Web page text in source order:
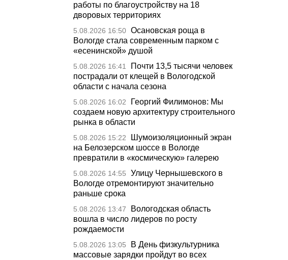
работы по благоустройству на 18
дворовых территориях
5.08.2026 16:50 Осановская роща в
Вологде стала современным парком с
«есенинской» душой
5.08.2026 16:41
Почти 13,5 тысячи человек
пострадали от клещей в Вологодской
области с начала сезона
5.08.2026 16:02
Георгий Филимонов: Мы
создаем новую архитектуру строительного
рынка в области
5.08.2026 15:22
Шумоизоляционный экран
на Белозерском шоссе в Вологде
превратили в «космическую» галерею
5.08.2026 14:55
Улицу Чернышевского в
Вологде отремонтируют значительно
раньше срока
5.08.2026 13:47
Вологодская область
вошла в число лидеров по росту
рождаемости
5.08.2026 13:05
В День физкультурника
массовые зарядки пройдут во всех